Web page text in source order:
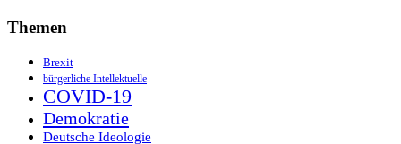
Themen
Brexit
bürgerliche Intellektuelle
COVID-19
Demokratie
Deutsche Ideologie